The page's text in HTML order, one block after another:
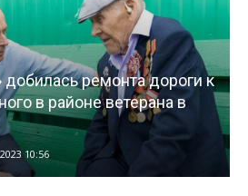
добилась ремонта дороги к
в районе ветерана в
10:56